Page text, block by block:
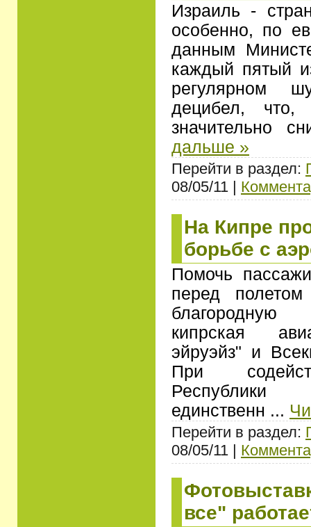
Израиль -
особенно, по
данным
каждый пятый
регулярном
децибел, что,
значительно
дальше »
Перейти в раздел:
08/05/11 |
На Кипре
борьбе с
Помочь
перед
кипрская
эйруэйз" и
При
единственн ...
Перейти в раздел:
08/05/11 |
все"